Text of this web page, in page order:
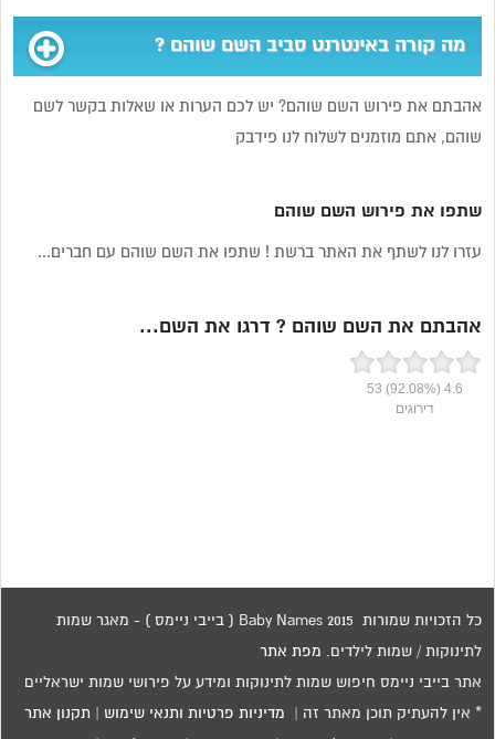
מה קורה באינטרנט סביב השם שוהם ?
אהבתם את פירוש השם שוהם? יש לכם הערות או שאלות בקשר לשם
שוהם, אתם מוזמנים לשלוח לנו פידבק
שתפו את פירוש השם שוהם
עזרו לנו לשתף את האתר ברשת ! שתפו את השם שוהם עם חברים...
אהבתם את השם שוהם ? דרגו את השם...
4.6
(92.08%)
53
דירוגים
כל הזכויות שמורות 2015 Baby Names ( בייבי ניימס ) - מאגר שמות
לתינוקות / שמות לילדים. מפת אתר
אתר בייבי ניימס חיפוש שמות לתינוקות ומידע על פירושי שמות ישראליים
* אין להעתיק תוכן מאתר זה | מדיניות פרטיות ותנאי שימוש תקנון אתר